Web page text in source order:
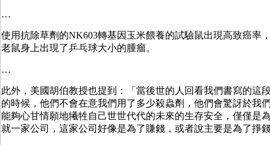
…
使用抗除草劑的NK603轉基因玉米餵養的試驗鼠出現高致癌率
老鼠身上出現了乒乓球大小的腫瘤。
…
此外，美國胡伯教授也提到：「當後世的人回看我們書寫的這
的時候，他們不會在意我們用了多少殺蟲劑，他們會驚訝於我
能夠心甘情願地犧牲自己世世代代的未來的生存安全，僅僅是
就一家公司，這家公司好像是為了賺錢，或者說主要是為了掙